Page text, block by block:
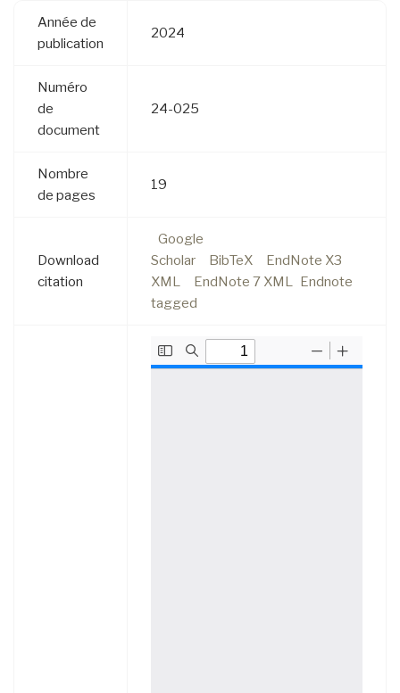
Année de
publication
2024
Numéro
de
document
24-025
Nombre
de pages
19
Download
citation
Google
Scholar
BibTeX
EndNote X3
XML
EndNote 7 XML Endnote
tagged